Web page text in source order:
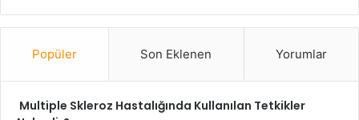
Popüler Son Eklenen Yorumlar
Multiple Skleroz Hastalığında Kullanılan Tetkikler